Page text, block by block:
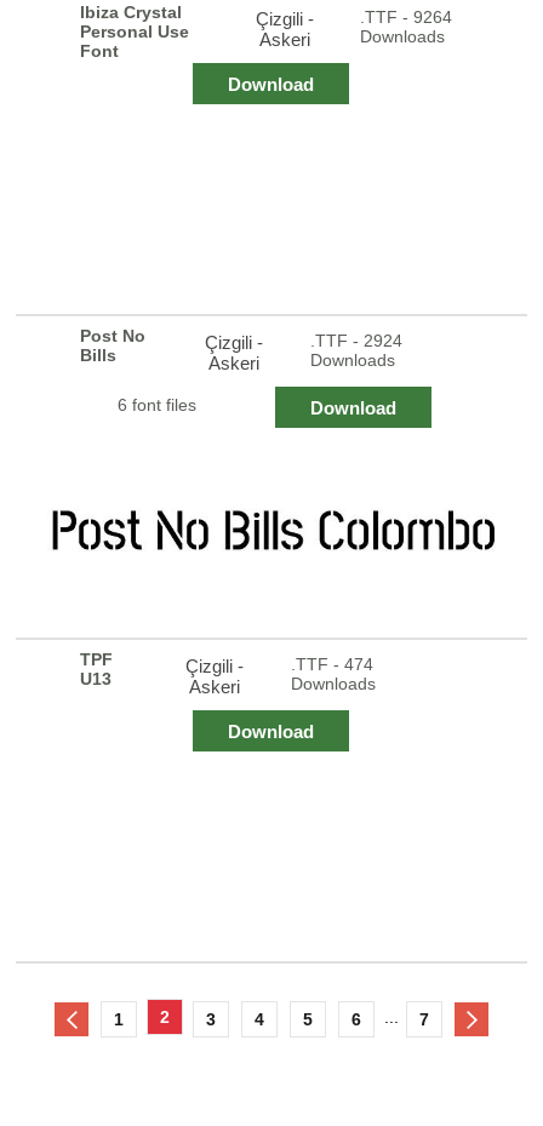
Ibiza Crystal
Personal Use
Font
Çizgili -
Askeri
.TTF - 9264
Downloads
Download
Post No
Bills
Çizgili -
Askeri
.TTF - 2924
Downloads
6 font files Download
TPF
U13
Çizgili -
Askeri
.TTF - 474
Downloads
Download
1 2 3 4 5 6 7